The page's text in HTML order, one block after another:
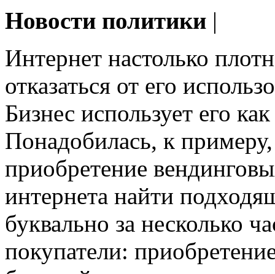
Новости политики |
Интернет настолько
отказаться от его
Бизнес использует его
Понадобилась, к
приобретение
интернета найти
буквально за несколько
покупатели: